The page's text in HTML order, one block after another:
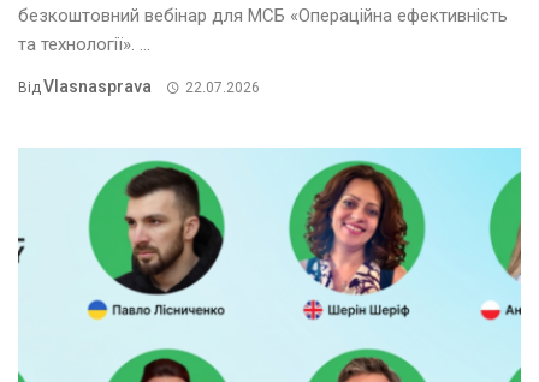
безкоштовний вебінар для МСБ «Операційна ефективність
та технології». ...
ВідVlasnasprava 22.07.2026